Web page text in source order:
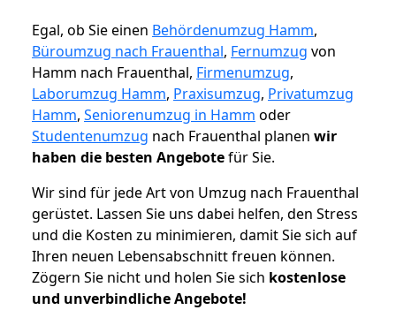
Egal, ob Sie einen Behördenumzug Hamm,
Büroumzug nach Frauenthal, Fernumzug von
Hamm nach Frauenthal, Firmenumzug,
Laborumzug Hamm, Praxisumzug, Privatumzug
Hamm, Seniorenumzug in Hamm oder
Studentenumzug nach Frauenthal planen wir
haben die besten Angebotefür Sie.
Wir sind für jede Art von Umzug nach Frauenthal
gerüstet. Lassen Sie uns dabei helfen, den Stress
und die Kosten zu minimieren, damit Sie sich auf
Ihren neuen Lebensabschnitt freuen können.
Zögern Sie nicht und holen Sie sich kostenlose
und unverbindliche Angebote!